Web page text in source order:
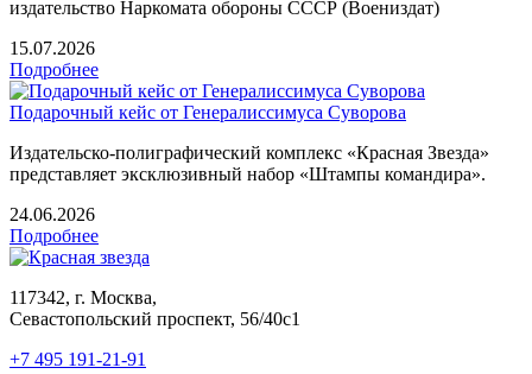
издательство Наркомата обороны СССР (Воениздат)
15.07.2026
Подробнее
Подарочный кейс от Генералиссимуса Суворова
Издательско-полиграфический комплекс «Красная Звезда»
представляет эксклюзивный набор «Штампы командира».
24.06.2026
Подробнее
117342, г. Москва,
Севастопольский проспект, 56/40с1
+7 495 191-21-91